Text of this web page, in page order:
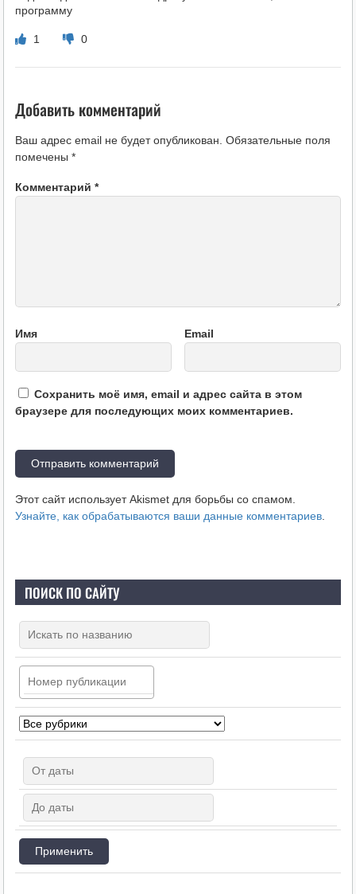
программу
1 0
Добавить комментарий
Ваш адрес email не будет опубликован. Обязательные поля
помечены *
Комментарий *
Имя Email
Сохранить моё имя, email и адрес сайта в этом
браузере для последующих моих комментариев.
Этот сайт использует Akismet для борьбы со спамом.
Узнайте, как обрабатываются ваши данные комментариев.
ПОИСК ПО САЙТУ